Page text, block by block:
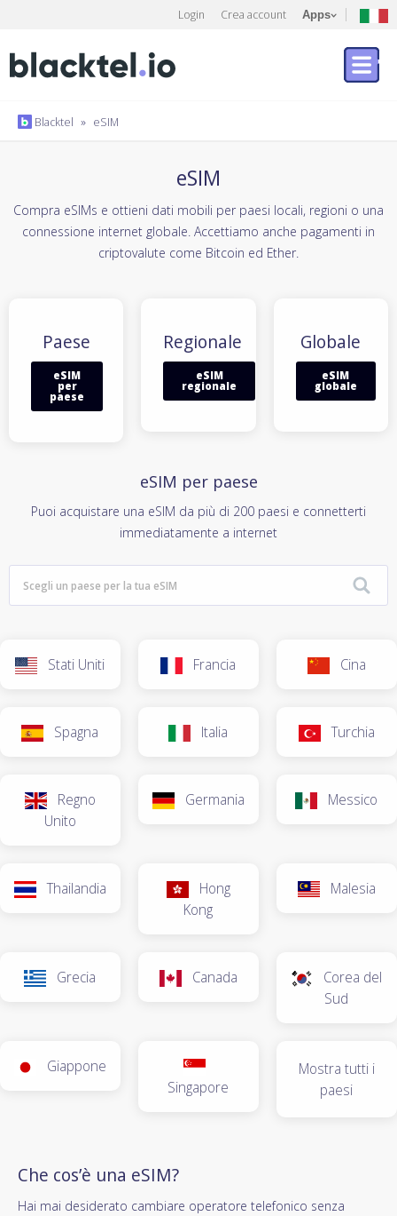
Login Crea account Apps
Blacktel » eSIM
eSIM
Compra eSIMs e ottieni dati mobili per paesi locali, regioni o una
connessione internet globale. Accettiamo anche pagamenti in
criptovalute come Bitcoin ed Ether.
Paese
eSIM
per
paese
Regionale
eSIM
regionale
Globale
eSIM
globale
eSIM per paese
Puoi acquistare una eSIM da più di 200 paesi e connetterti
immediatamente a internet
Stati Uniti Francia Cina
Spagna Italia Turchia
Regno
Unito
Germania Messico
Thailandia
Hong
Kong
Malesia
Grecia Canada
Corea del
Sud
Giappone
Singapore
Mostra tutti i
paesi
Che cos’è una eSIM?
Hai mai desiderato cambiare operatore telefonico senza